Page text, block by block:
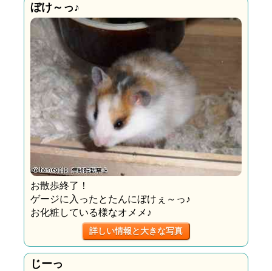
ぼけ～っ♪
お散歩終了！
ゲージに入ったとたんにぼけぇ～っ♪
お化粧している様なオメメ♪
詳しい情報と大きな写真
じーっ